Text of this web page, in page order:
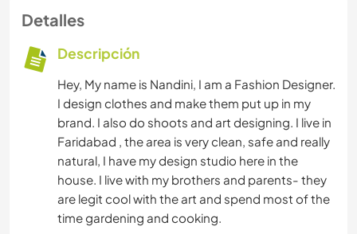
Detalles
Descripción
Hey, My name is Nandini, I am a Fashion Designer.
I design clothes and make them put up in my
brand. I also do shoots and art designing. I live in
Faridabad , the area is very clean, safe and really
natural, I have my design studio here in the
house. I live with my brothers and parents- they
are legit cool with the art and spend most of the
time gardening and cooking.